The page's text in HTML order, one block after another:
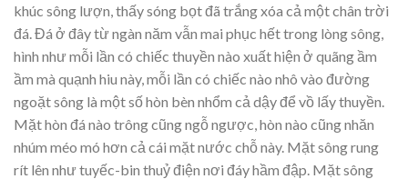
khúc sông lượn, thấy sóng bọt đã trắng xóa cả một chân trời
đá. Đá ở đây từ ngàn năm vẫn mai phục hết trong lòng sông,
hình như mỗi lần có chiếc thuyền nào xuất hiện ở quãng ầm
ầm mà quạnh hiu này, mỗi lần có chiếc nào nhô vào đường
ngoặt sông là một số hòn bèn nhổm cả dậy để vồ lấy thuyền.
Mặt hòn đá nào trông cũng ngỗ ngược, hòn nào cũng nhăn
nhúm méo mó hơn cả cái mặt nước chỗ này. Mặt sông rung
rít lên như tuyếc-bin thuỷ điện nơi đáy hầm đập. Mặt sông